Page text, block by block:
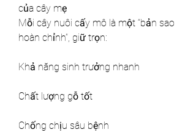
của cây mẹ
Mỗi cây nuôi cấy mô là một “bản sao
hoàn chỉnh”, giữ trọn:
Khả năng sinh trưởng nhanh
Chất lượng gỗ tốt
Chống chịu sâu bệnh